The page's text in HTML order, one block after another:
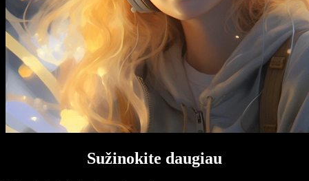
Sužinokite daugiau